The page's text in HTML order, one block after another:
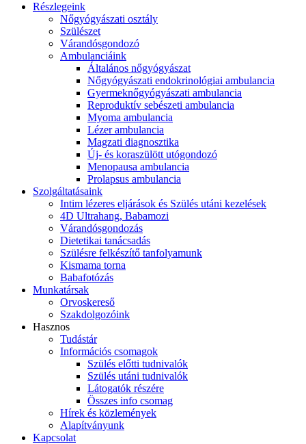
Részlegeink
Nőgyógyászati osztály
Szülészet
Várandósgondozó
Ambulanciáink
Általános nőgyógyászat
Nőgyógyászati endokrinológiai ambulancia
Gyermeknőgyógyászati ambulancia
Reproduktív sebészeti ambulancia
Myoma ambulancia
Lézer ambulancia
Magzati diagnosztika
Új- és koraszülött utógondozó
Menopausa ambulancia
Prolapsus ambulancia
Szolgáltatásaink
Intim lézeres eljárások és Szülés utáni kezelések
4D Ultrahang, Babamozi
Várandósgondozás
Dietetikai tanácsadás
Szülésre felkészítő tanfolyamunk
Kismama torna
Babafotózás
Munkatársak
Orvoskereső
Szakdolgozóink
Hasznos
Tudástár
Információs csomagok
Szülés előtti tudnivalók
Szülés utáni tudnivalók
Látogatók részére
Összes info csomag
Hírek és közlemények
Alapítványunk
Kapcsolat